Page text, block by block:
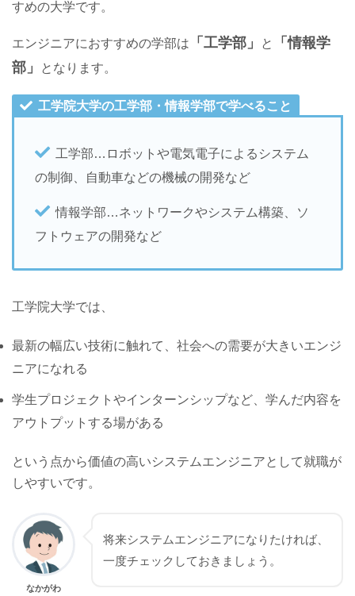
すめの大学です。
エンジニアにおすすめの学部は 「工学部」 と
「情報学
部」
となります。
工学院大学の工学部・情報学部で学べること
工学部…ロボットや電気電子によるシステム
の制御、自動車などの機械の開発など
情報学部…ネットワークやシステム構築、ソ
フトウェアの開発など
工学院大学では、
最新の幅広い技術に触れて、社会への需要が大きいエンジ
ニアになれる
学生プロジェクトやインターンシップなど、学んだ内容を
アウトプットする場がある
という点から価値の高いシステムエンジニアとして就職が
しやすいです。
なかがわ
将来システムエンジニアになりたければ、
一度チェックしておきましょう。